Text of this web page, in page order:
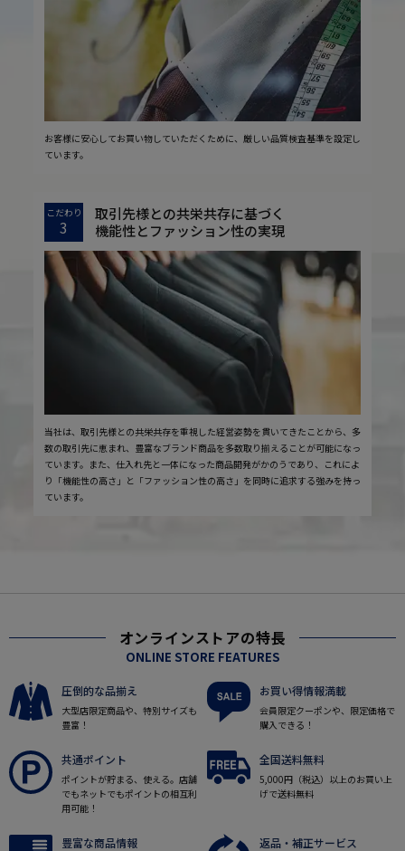
お客様に安心してお買い物していただくために、厳しい品質検査基準を設定し
ています。
こだわり
3
取引先様との共栄共存に基づく
機能性とファッション性の実現
当社は、取引先様との共栄共存を重視した経営姿勢を貫いてきたことから、多
数の取引先に恵まれ、豊富なブランド商品を多数取り揃えることが可能になっ
ています。また、仕入れ先と一体になった商品開発がかのうであり、これによ
り「機能性の高さ」と「ファッション性の高さ」を同時に追求する強みを持っ
ています。
オンラインストアの特長
ONLINE STORE FEATURES
圧倒的な品揃え
大型店限定商品や、特別サイズも
豊富！
お買い得情報満載
会員限定クーポンや、限定価格で
購入できる！
共通ポイント
ポイントが貯まる、使える。店舗
でもネットでもポイントの相互利
用可能！
全国送料無料
5,000円（税込）以上のお買い上
げで送料無料
豊富な商品情報 返品・補正サービス